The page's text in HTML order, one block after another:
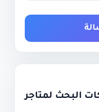
البحث لمتاجر